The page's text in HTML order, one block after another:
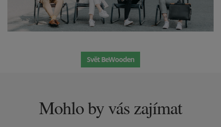
Svět BeWooden
Mohlo by vás zajímat